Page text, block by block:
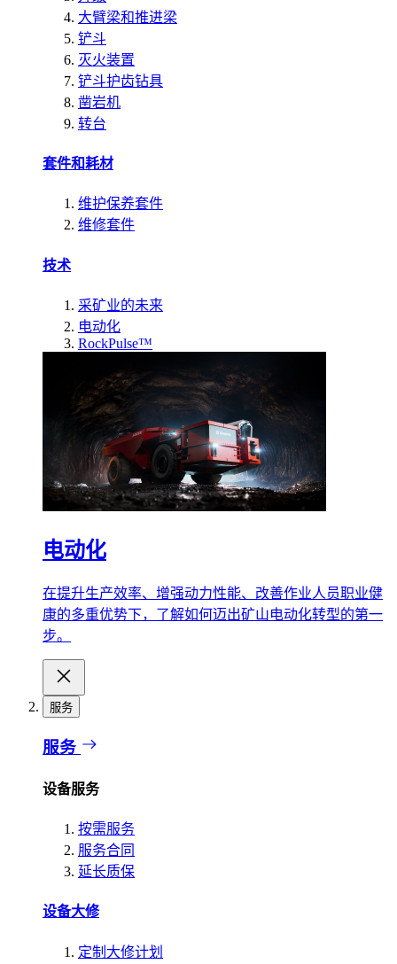
大臂梁和推进梁
铲斗
灭火装置
铲斗护齿钻具
凿岩机
转台
套件和耗材
维护保养套件
维修套件
技术
采矿业的未来
电动化
RockPulse™
电动化
在提升生产效率、增强动力性能、改善作业人员职业健
康的多重优势下，了解如何迈出矿山电动化转型的第一
步。
服务
服务
设备服务
按需服务
服务合同
延长质保
设备大修
定制大修计划